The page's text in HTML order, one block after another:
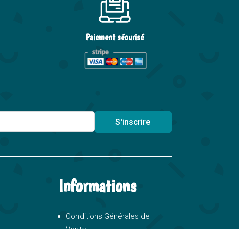
Paiement sécurisé
S'inscrire
Informations
Conditions Générales de